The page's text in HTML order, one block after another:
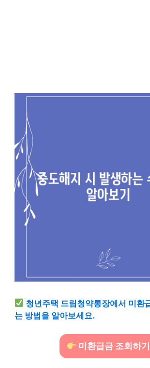
청년주택 드림청약통장에서 미환
는 방법을 알아보세요.
미환급금 조회하기